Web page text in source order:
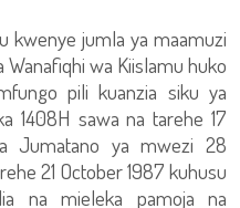
kwenye jumla ya maamuzi
wa Kiislamu huko
pili kuanzia siku ya
1408H sawa na tarehe 17
Jumatano ya mwezi 28
21 October 1987 kuhusu
na mieleka pamoja na